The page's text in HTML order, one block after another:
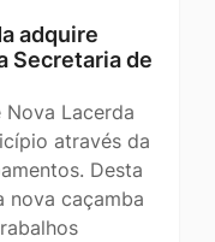
adquire
Secretaria de
Lacerda
através da
Desta
nova caçamba